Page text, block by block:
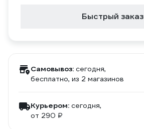
Быстрый заказ
Самовывоз: сегодня,
бесплатно, из 2 магазинов
Курьером: сегодня,
от 290 ₽